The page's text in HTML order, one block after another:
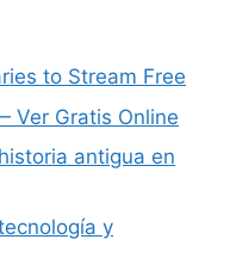
to Stream Free
Ver Gratis Online
antigua en
y